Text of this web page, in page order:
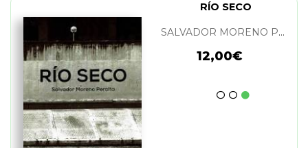
RÍO SECO
SALVADOR MORENO PERALTA
12,00€